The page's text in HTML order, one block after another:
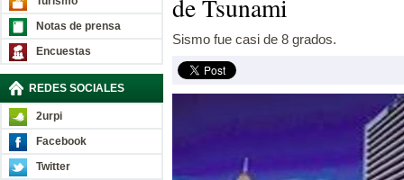
Notas de prensa
Encuestas
REDES SOCIALES
2urpi
Facebook
Twitter
de Tsunami
Sismo fue casi de 8 grados.